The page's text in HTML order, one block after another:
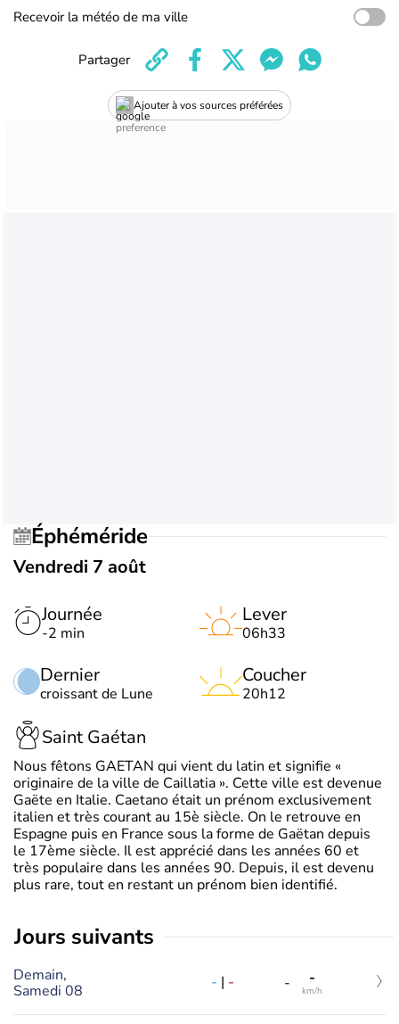
Recevoir la météo de ma ville
Ajouter à vos sources préférées
Partager
Éphéméride
Vendredi 7 août
Journée
-2 min
Dernier
croissant de Lune
Lever
06h33
Coucher
20h12
Saint Gaétan
Nous fêtons GAETAN qui vient du latin et signifie «
originaire de la ville de Caillatia ». Cette ville est devenue
Gaëte en Italie. Caetano était un prénom exclusivement
italien et très courant au 15è siècle. On le retrouve en
Espagne puis en France sous la forme de Gaëtan depuis
le 17ème siècle. Il est apprécié dans les années 60 et
très populaire dans les années 90. Depuis, il est devenu
plus rare, tout en restant un prénom bien identifié.
jours suivants
Demain,
Samedi 08
- | - - -
km/h